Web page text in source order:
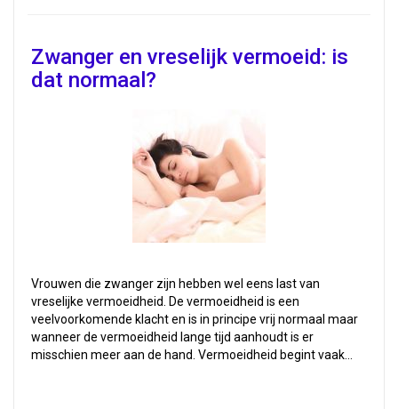
Zwanger en vreselijk vermoeid: is
dat normaal?
Vrouwen die zwanger zijn hebben wel eens last van
vreselijke vermoeidheid. De vermoeidheid is een
veelvoorkomende klacht en is in principe vrij normaal maar
wanneer de vermoeidheid lange tijd aanhoudt is er
misschien meer aan de hand. Vermoeidheid begint vaak…